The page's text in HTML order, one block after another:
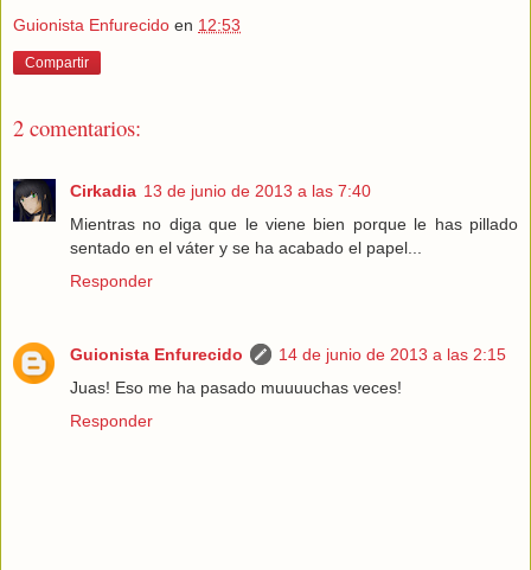
Guionista Enfurecido en 12:53
Compartir
2 comentarios:
Cirkadia 13 de junio de 2013 a las 7:40
Mientras no diga que le viene bien porque le has pillado
sentado en el váter y se ha acabado el papel...
Responder
Guionista Enfurecido
14 de junio de 2013 a las 2:15
Juas! Eso me ha pasado muuuuchas veces!
Responder